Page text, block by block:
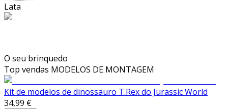
Lata
O seu brinquedo
Top vendas MODELOS DE MONTAGEM
Kit de modelos de dinossauro T.Rex do Jurassic World
34,99 €